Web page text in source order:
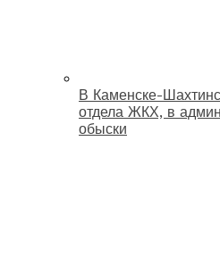
В Каменске-
отдела ЖКХ, в
обыски